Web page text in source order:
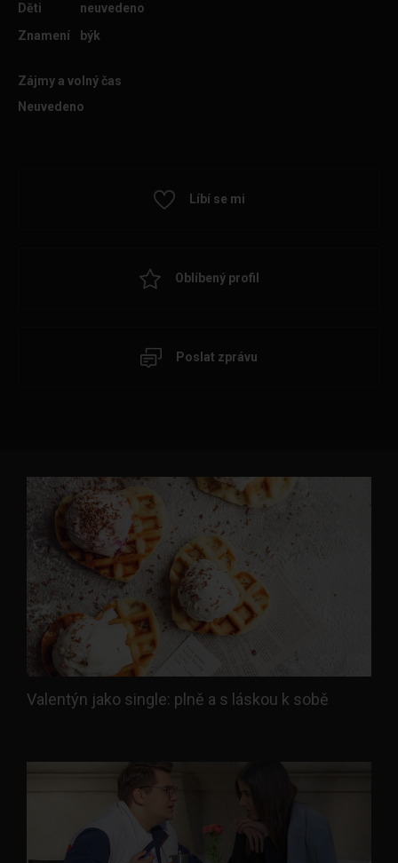
Děti
neuvedeno
Znamení
býk
Zájmy a volný čas
Neuvedeno
Líbí se mi
Oblíbený profil
Poslat zprávu
Valentýn jako single: plně a s láskou k sobě